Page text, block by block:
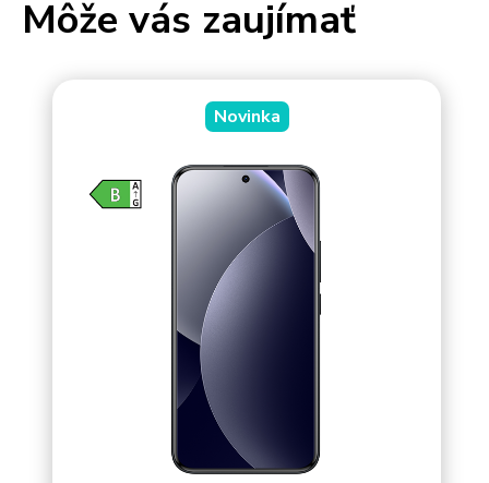
Môže vás zaujímať
Novinka